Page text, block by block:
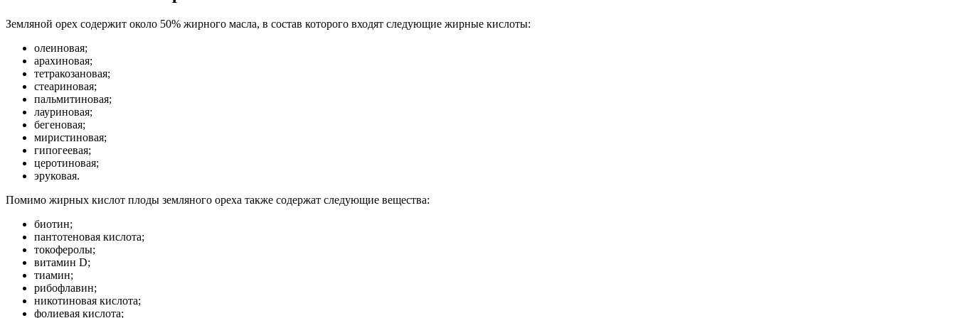
Земляной орех содержит около 50% жирного масла, в состав которого входят следующие жирные кислоты:
олеиновая;
арахиновая;
тетракозановая;
стеариновая;
пальмитиновая;
лауриновая;
бегеновая;
миристиновая;
гипогеевая;
церотиновая;
эруковая.
Помимо жирных кислот плоды земляного ореха также содержат следующие вещества:
биотин;
пантотеновая кислота;
токоферолы;
витамин D;
тиамин;
рибофлавин;
никотиновая кислота;
фолиевая кислота;